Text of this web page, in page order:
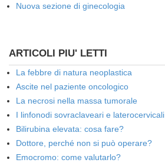
Nuova sezione di ginecologia
ARTICOLI PIU' LETTI
La febbre di natura neoplastica
Ascite nel paziente oncologico
La necrosi nella massa tumorale
I linfonodi sovraclaveari e laterocervicali
Bilirubina elevata: cosa fare?
Dottore, perché non si può operare?
Emocromo: come valutarlo?